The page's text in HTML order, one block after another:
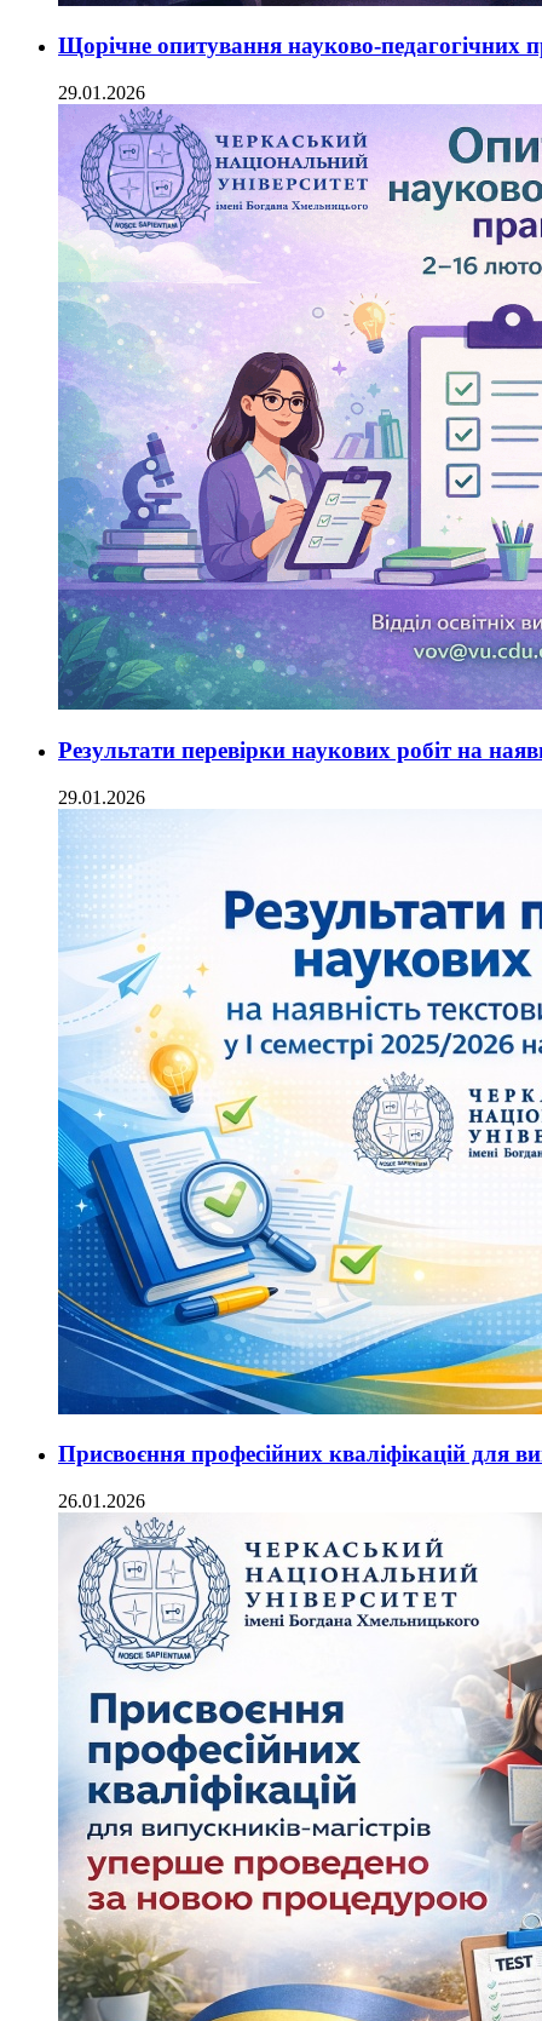
Щорічне опитування науково-педагогічних
29.01.2026
Результати перевірки наукових робіт на
29.01.2026
Присвоєння професійних кваліфікацій для
26.01.2026